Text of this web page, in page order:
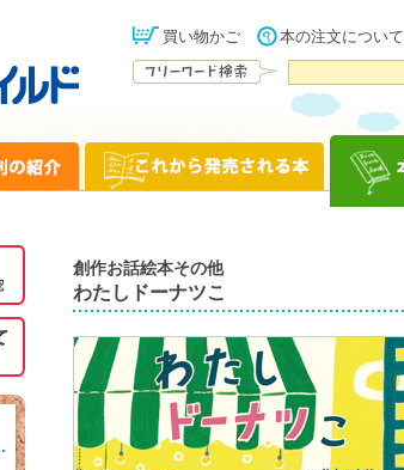
買い物かご 本の注文について
創作お話絵本その他
わたしドーナツこ